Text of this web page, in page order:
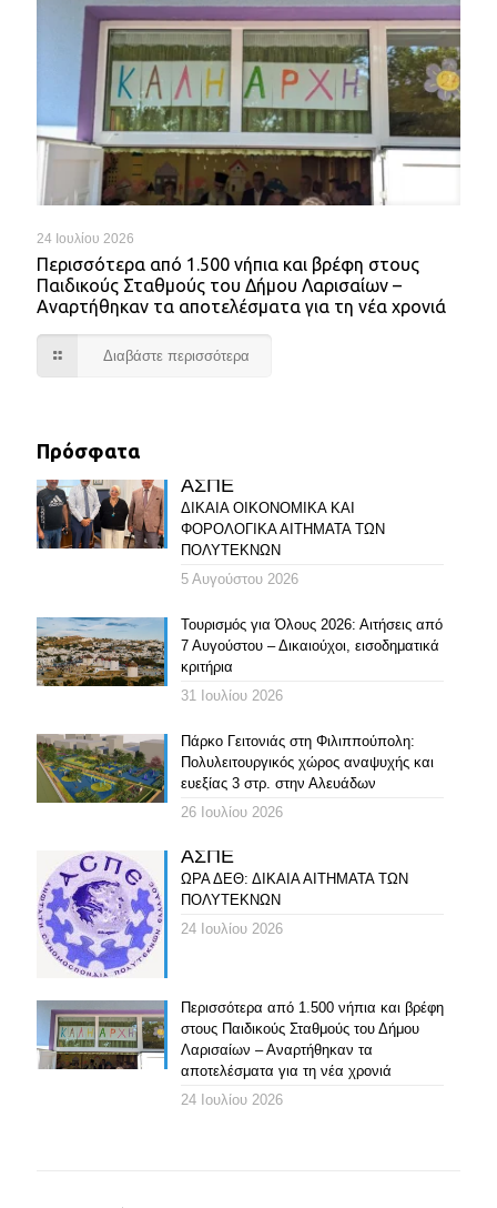
24 Ιουλίου 2026
Περισσότερα από 1.500 νήπια και βρέφη στους
Παιδικούς Σταθμούς του Δήμου Λαρισαίων –
Αναρτήθηκαν τα αποτελέσματα για τη νέα χρονιά
Διαβάστε περισσότερα
Πρόσφατα
ΑΣΠΕ
ΔΙΚΑΙΑ ΟΙΚΟΝΟΜΙΚΑ ΚΑΙ
ΦΟΡΟΛΟΓΙΚΑ ΑΙΤΗΜΑΤΑ ΤΩΝ
ΠΟΛΥΤΕΚΝΩΝ
5 Αυγούστου 2026
Τουρισμός για Όλους 2026: Αιτήσεις από
7 Αυγούστου – Δικαιούχοι, εισοδηματικά
κριτήρια
31 Ιουλίου 2026
Πάρκο Γειτονιάς στη Φιλιππούπολη:
Πολυλειτουργικός χώρος αναψυχής και
ευεξίας 3 στρ. στην Αλευάδων
26 Ιουλίου 2026
ΑΣΠΕ
ΩΡΑ ΔΕΘ: ΔΙΚΑΙΑ ΑΙΤΗΜΑΤΑ ΤΩΝ
ΠΟΛΥΤΕΚΝΩΝ
24 Ιουλίου 2026
Περισσότερα από 1.500 νήπια και βρέφη
στους Παιδικούς Σταθμούς του Δήμου
Λαρισαίων – Αναρτήθηκαν τα
αποτελέσματα για τη νέα χρονιά
24 Ιουλίου 2026